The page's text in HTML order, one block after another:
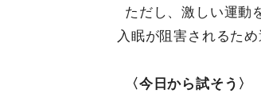
ただし、激しい運動
入眠が阻害されるため
〈今日から試そう〉